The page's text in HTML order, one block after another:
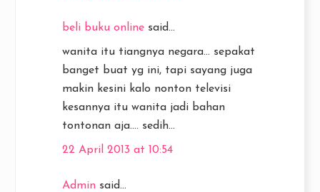
beli buku online said...
wanita itu tiangnya negara... sepakat
banget buat yg ini, tapi sayang juga
makin kesini kalo nonton televisi
kesannya itu wanita jadi bahan
tontonan aja.... sedih...
22 April 2013 at 10:54
Admin said...